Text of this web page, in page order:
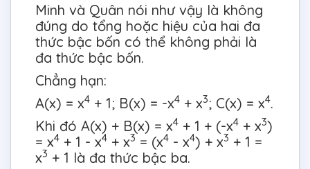
Minh và Quân nói như vậy là không
đúng do tổng hoặc hiệu của hai đa
thức bậc bốn có thể không phải là
đa thức bậc bốn.
Chẳng hạn:
A(x) = x4 + 1; B(x) = -x4 + x3; C(x) = x4.
Khi đó A(x) + B(x) = x4 + 1 + (-x4 + x3)
= x4 + 1 - x4 + x3 = (x4 - x4) + x3 + 1 =
x3 + 1 là đa thức bậc ba.